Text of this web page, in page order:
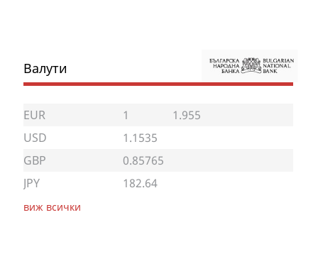
Валути
EUR 1
1.955
USD
1.1535
GBP
0.85765
JPY
182.64
виж всички